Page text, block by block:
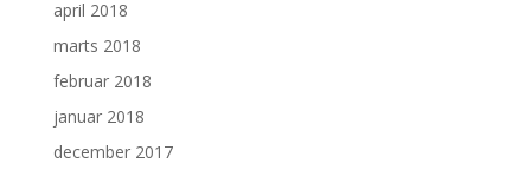
april 2018
marts 2018
februar 2018
januar 2018
december 2017